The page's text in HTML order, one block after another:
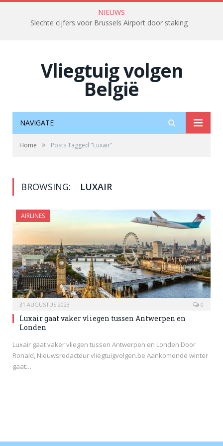
NIEUWS
Slechte cijfers voor Brussels Airport door staking
Vliegtuig volgen
België
NAVIGATE
Home » Posts Tagged "Luxair"
BROWSING: LUXAIR
AIRLINES
31 AUGUSTUS 2023 0
Luxair gaat vaker vliegen tussen Antwerpen en
Londen
Luxair gaat vaker vliegen tussen Antwerpen en Londen Door
Ronald, Nieuwsredacteur vliegtuigvolgen.be Aankomende winter
gaat…